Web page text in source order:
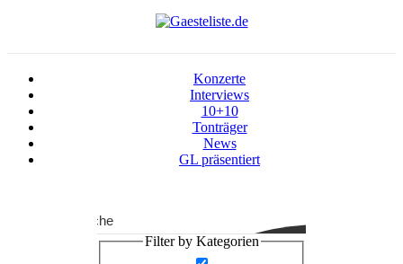
Konzerte
Interviews
10+10
Tonträger
News
GL präsentiert
Suche
Filter by Kategorien